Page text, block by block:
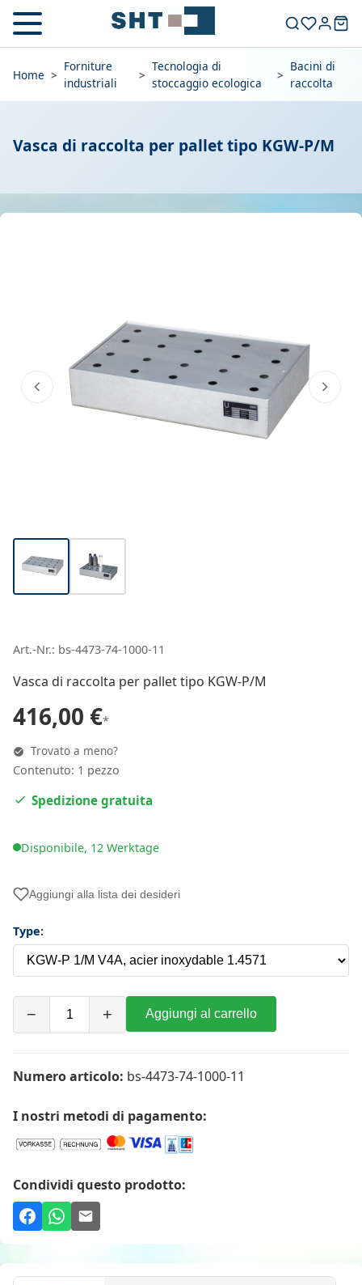
Home >
Forniture
industriali
>
Tecnologia di
stoccaggio ecologica
>
Bacini di
raccolta
Vasca di raccolta per pallet tipo KGW-P/M
Art.-Nr.: bs-4473-74-1000-11
Vasca di raccolta per pallet tipo KGW-P/M
416,00 €*
Trovato a meno?
Contenuto: 1 pezzo
Spedizione gratuita
Disponibile, 12 Werktage
Aggiungi alla lista dei desideri
Type:
− + Aggiungi al carrello
Numero articolo: bs-4473-74-1000-11
I nostri metodi di pagamento:
Condividi questo prodotto: